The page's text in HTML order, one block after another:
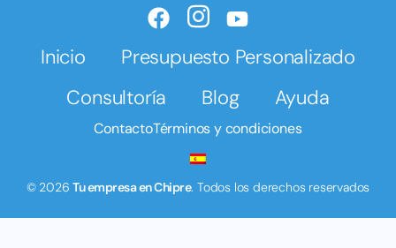
Inicio
Presupuesto Personalizado
Consultoría
Blog Ayuda
ContactoTérminos y condiciones
© 2026Tu empresa en Chipre. Todos los derechos reservados